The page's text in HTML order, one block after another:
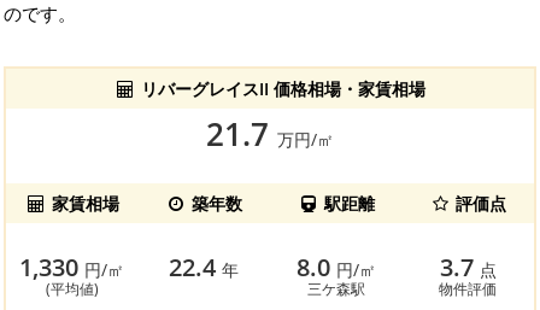
のです。
リバーグレイスII 価格相場・家賃相場
21.7 万円/㎡
家賃相場 築年数 駅距離 評価点
1,330 円/㎡
(平均値)
22.4年 8.0 円/㎡
三ケ森駅
3.7 点
物件評価